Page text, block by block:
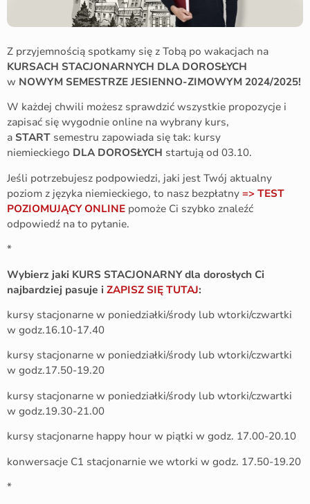
Z przyjemnością spotkamy się z Tobą po wakacjach na
KURSACH STACJONARNYCH DLA DOROSŁYCH
w NOWYM SEMESTRZE JESIENNO-ZIMOWYM 2024/2025!
W każdej chwili możesz sprawdzić wszystkie propozycje i
zapisać się wygodnie online na wybrany kurs,
a START semestru zapowiada się tak: kursy
niemieckiego DLA DOROSŁYCH startują od 03.10.
Jeśli potrzebujesz podpowiedzi, jaki jest Twój aktualny
poziom z języka niemieckiego, to nasz bezpłatny => TEST
POZIOMUJĄCY ONLINE pomoże Ci szybko znaleźć
odpowiedź na to pytanie.
*
Wybierz jaki KURS STACJONARNY dla dorosłych Ci
najbardziej pasuje i ZAPISZ SIĘ TUTAJ:
kursy stacjonarne w poniedziałki/środy lub wtorki/czwartki
w godz.16.10-17.40
kursy stacjonarne w poniedziałki/środy lub wtorki/czwartki
w godz.17.50-19.20
kursy stacjonarne w poniedziałki/środy lub wtorki/czwartki
w godz.19.30-21.00
kursy stacjonarne happy hour w piątki w godz. 17.00-20.10
konwersacje C1 stacjonarnie we wtorki w godz. 17.50-19.20
*